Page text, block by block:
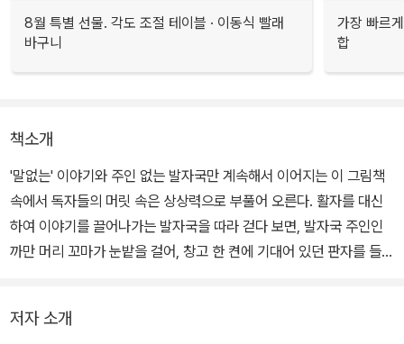
8월 특별 선물. 각도 조절 테이블 · 이동식 빨래
바구니
가장 빠르
합
책소개
'말없는' 이야기와 주인 없는 발자국만 계속해서 이어지는 이 그림책
속에서 독자들의 머릿 속은 상상력으로 부풀어 오른다. 활자를 대신
하여 이야기를 끌어나가는 발자국을 따라 걷다 보면, 발자국 주인인
까만 머리 꼬마가 눈밭을 걸어, 창고 한 켠에 기대어 있던 판자를 들어
저자 소개